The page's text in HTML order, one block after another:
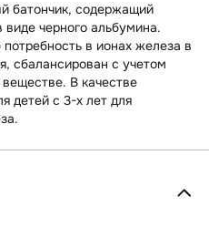
батончик, содержащий
черного альбумина.
в ионах железа в
сбалансирован с учетом
В качестве
детей с 3-х лет для